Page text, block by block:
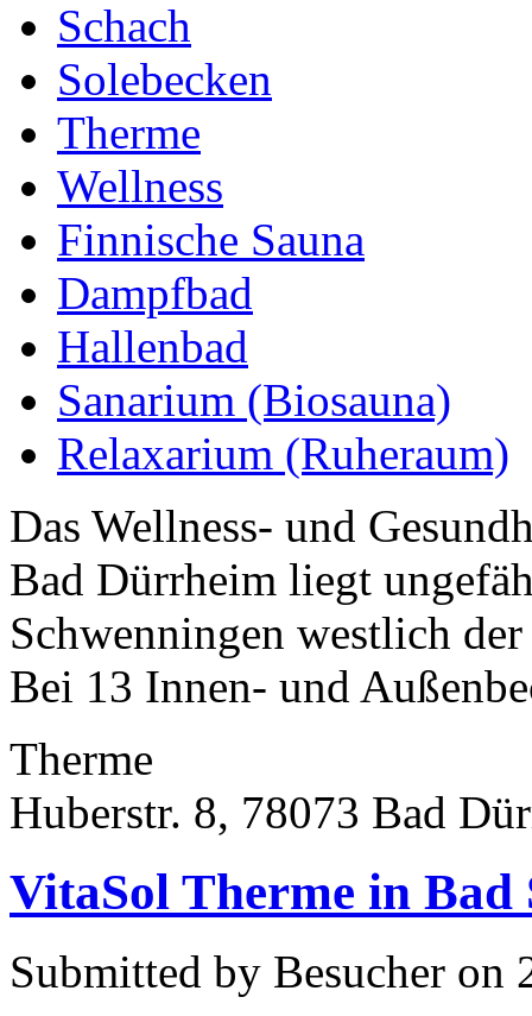
Schach
Solebecken
Therme
Wellness
Finnische Sauna
Dampfbad
Hallenbad
Sanarium (Biosauna)
Relaxarium (Ruheraum)
Das Wellness- und
Bad Dürrheim liegt
Schwenningen westlich
Bei 13 Innen- und
Therme
Huberstr. 8, 78073 Bad
VitaSol Therme in Bad
Submitted by Besucher